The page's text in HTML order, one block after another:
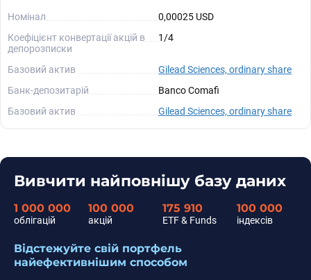
Номінал
0,00025 USD
Коефіцієнт конвертації акцій в
депорозписки
1/4
Базовий актив
Gilead Sciences, ordinary share
Банк-депозитарій
Banco Comafi
Базовий актив
Gilead Sciences, ordinary share
Вивчити найповнішу базу даних
1 000 000
облігацій
100 000
акцій
175 910
ETF & Funds
100 000
індексів
Відстежуйте свій портфель
найефективнішим способом